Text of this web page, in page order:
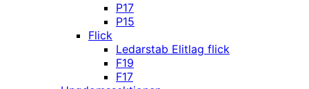
P17
P15
Flick
Ledarstab Elitlag flick
F19
F17